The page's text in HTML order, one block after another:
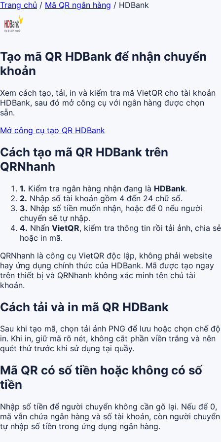
Trang chủ / Mã QR ngân hàng / HDBank
Tạo mã QR HDBank để nhận chuyển
khoản
Xem cách tạo, tải, in và kiểm tra mã VietQR cho tài khoản
HDBank, sau đó mở công cụ với ngân hàng được chọn
sẵn.
Mở công cụ tạo QR HDBank
Cách tạo mã QR HDBank trên
QRNhanh
1. Kiểm tra ngân hàng nhận đang là HDBank.
2. Nhập số tài khoản gồm 4 đến 24 chữ số.
3. Nhập số tiền muốn nhận, hoặc để 0 nếu người
chuyển sẽ tự nhập.
4. Nhấn VietQR, kiểm tra thông tin rồi tải ảnh, chia sẻ
hoặc in mã.
QRNhanh là công cụ VietQR độc lập, không phải website
hay ứng dụng chính thức của HDBank. Mã được tạo ngay
trên thiết bị và QRNhanh không xác minh tên chủ tài
khoản.
Cách tải và in mã QR HDBank
Sau khi tạo mã, chọn tải ảnh PNG để lưu hoặc chọn chế độ
in. Khi in, giữ mã rõ nét, không cắt phần viền trắng và nên
quét thử trước khi sử dụng tại quầy.
Mã QR có số tiền hoặc không có số
tiền
Nhập số tiền để người chuyển không cần gõ lại. Nếu để 0,
mã vẫn chứa ngân hàng và số tài khoản, còn người chuyển
tự nhập số tiền trong ứng dụng ngân hàng.